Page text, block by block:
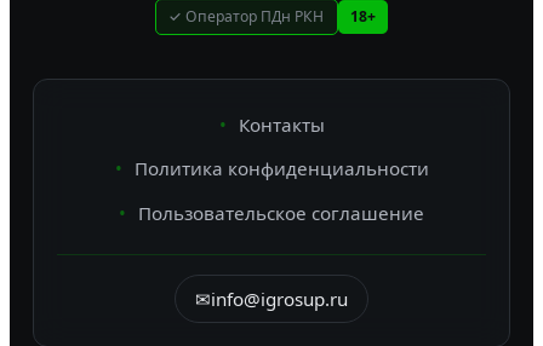
✓ Оператор ПДн РКН 18+
Контакты
Политика конфиденциальности
Пользовательское соглашение
✉info@igrosup.ru